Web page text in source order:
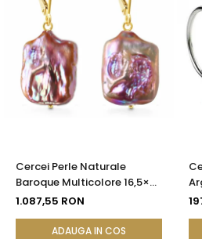
Cercei Perle Naturale
Baroque Multicolore 16,5×25
mm, Aur 14K (aur 585),
1.087,55 RON
ADAUGA IN COS